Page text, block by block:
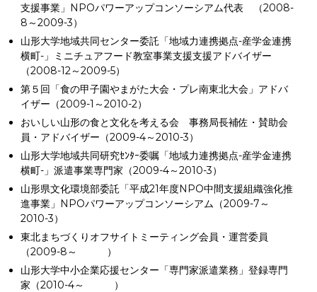
支援事業」NPOパワーアップコンソーシアム代表 （2008-
8～2009-3）
山形大学地域共同センター委託「地域力連携拠点-産学金連携
横町-」ミニチュアフード教室事業支援支援アドバイザー
（2008-12～2009-5）
第５回「食の甲子園やまがた大会・プレ南東北大会」アドバ
イザー（2009-1～2010-2）
おいしい山形の食と文化を考える会 事務局長補佐・賛助会
員・アドバイザー（2009-4～2010-3）
山形大学地域共同研究ｾﾝﾀｰ委嘱「地域力連携拠点-産学金連携
横町-」派遣事業専門家（2009-4～2010-3）
山形県文化環境部委託「平成21年度NPO中間支援組織強化推
進事業」NPOパワーアップコンソーシアム（2009-7～
2010-3）
東北まちづくりオフサイトミーティング会員・運営委員
（2009-8～ ）
山形大学中小企業応援センター「専門家派遣業務」登録専門
家（2010-4～ ）